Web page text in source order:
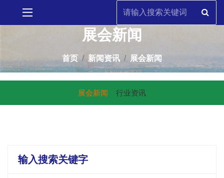
展会新闻
首页 新闻资讯 展会新闻
展会新闻 行业资讯
输入搜索关键字